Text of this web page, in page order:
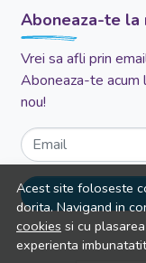
Acest site foloseste
dorita. Navigand in
cookies si cu
experienta
Aboneaza-te
Vrei sa afli prin
Aboneaza-te
nou!
Email